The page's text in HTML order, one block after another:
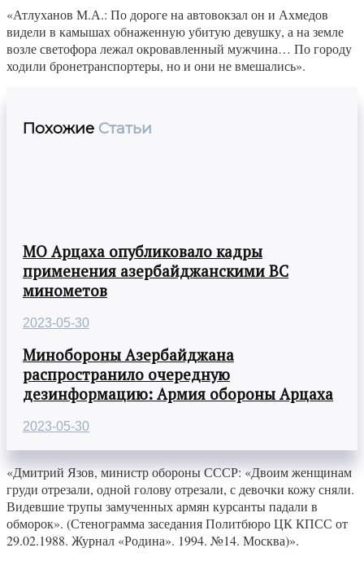
«Атлуханов М.А.: По дороге на автовокзал он и Ахмедов
видели в камышах обнаженную убитую девушку, а на земле
возле светофора лежал окровавленный мужчина… По городу
ходили бронетранспортеры, но и они не вмешались».
Похожие Статьи
МО Арцаха опубликовало кадры
применения азербайджанскими ВС
минометов
2023-05-30
Минобороны Азербайджана
распространило очередную
дезинформацию: Армия обороны Арцаха
2023-05-30
«Дмитрий Язов, министр обороны СССР: «Двоим женщинам
груди отрезали, одной голову отрезали, с девочки кожу сняли.
Видевшие трупы замученных армян курсанты падали в
обморок». (Стенограмма заседания Политбюро ЦК КПСС от
29.02.1988. Журнал «Родина». 1994. №14. Москва)».